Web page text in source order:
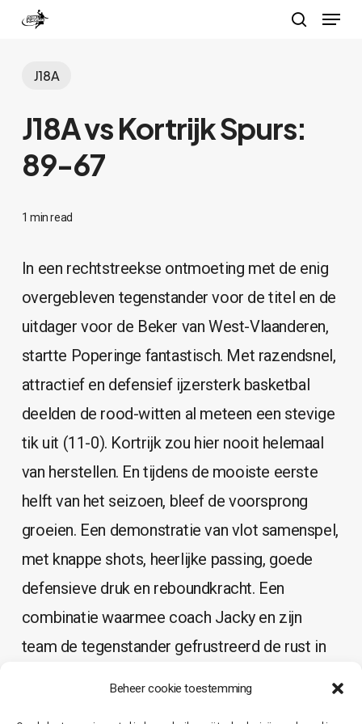
Beheer cookie toestemming
Skip
Menu
J18A
J18A vs Kortrijk Spurs:
89-67
1 min read
In een rechtstreekse ontmoeting met de enig
overgebleven tegenstander voor de titel en de
uitdager voor de Beker van West-Vlaanderen,
startte Poperinge fantastisch. Met razendsnel,
attractief en defensief ijzersterk basketbal
deelden de rood-witten al meteen een stevige
tik uit (11-0). Kortrijk zou hier nooit helemaal
van herstellen. En tijdens de mooiste eerste
helft van het seizoen, bleef de voorsprong
groeien. Een demonstratie van vlot samenspel,
met knappe shots, heerlijke passing, goede
defensieve druk en reboundkracht. Een
combinatie waarmee coach Jacky en zijn
team de tegenstander gefrustreerd de rust in